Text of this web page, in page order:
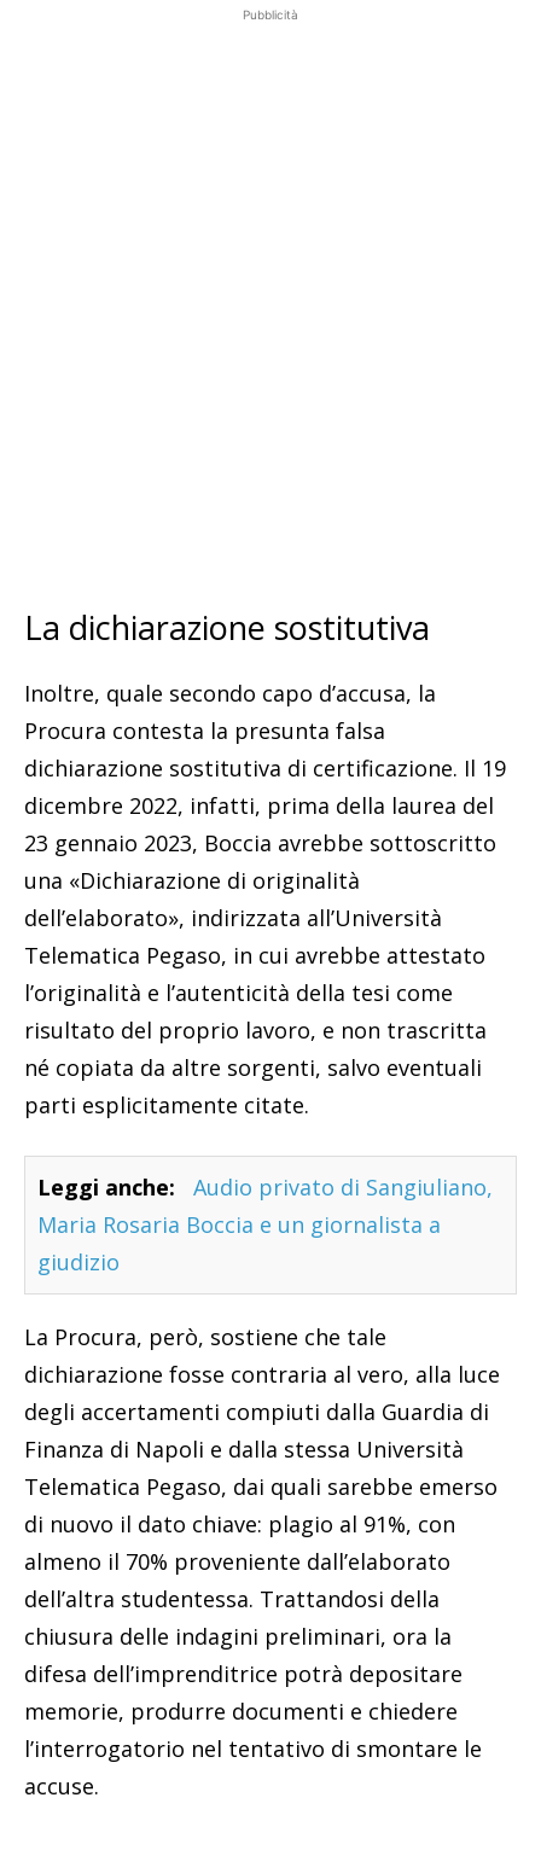
Pubblicità
La dichiarazione sostitutiva
Inoltre, quale secondo capo d’accusa, la
Procura contesta la presunta falsa
dichiarazione sostitutiva di certificazione. Il 19
dicembre 2022, infatti, prima della laurea del
23 gennaio 2023, Boccia avrebbe sottoscritto
una «Dichiarazione di originalità
dell’elaborato», indirizzata all’Università
Telematica Pegaso, in cui avrebbe attestato
l’originalità e l’autenticità della tesi come
risultato del proprio lavoro, e non trascritta
né copiata da altre sorgenti, salvo eventuali
parti esplicitamente citate.
Leggi anche:
Audio privato di Sangiuliano,
Maria Rosaria Boccia e un giornalista a
giudizio
La Procura, però, sostiene che tale
dichiarazione fosse contraria al vero, alla luce
degli accertamenti compiuti dalla Guardia di
Finanza di Napoli e dalla stessa Università
Telematica Pegaso, dai quali sarebbe emerso
di nuovo il dato chiave: plagio al 91%, con
almeno il 70% proveniente dall’elaborato
dell’altra studentessa. Trattandosi della
chiusura delle indagini preliminari, ora la
difesa dell’imprenditrice potrà depositare
memorie, produrre documenti e chiedere
l’interrogatorio nel tentativo di smontare le
accuse.